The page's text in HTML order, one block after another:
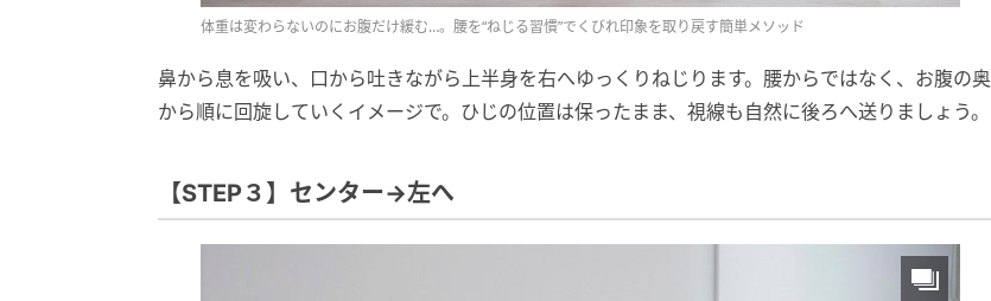
体重は変わらないのにお腹だけ緩む…。腰を“ねじる習慣”でくびれ印象を取り戻す簡単メソッド
鼻から息を吸い、口から吐きながら上半身を右へゆっくりねじります。腰からではなく、お腹の奥
から順に回旋していくイメージで。ひじの位置は保ったまま、視線も自然に後ろへ送りましょう。
【STEP３】センター→左へ